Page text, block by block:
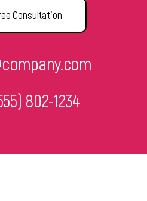
Consultation
802-1234